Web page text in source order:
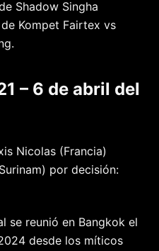
Shadow Singha
Kompet Fairtex vs
– 6 de abril del
Nicolas (Francia)
por decisión:
se reunió en Bangkok el
desde los míticos